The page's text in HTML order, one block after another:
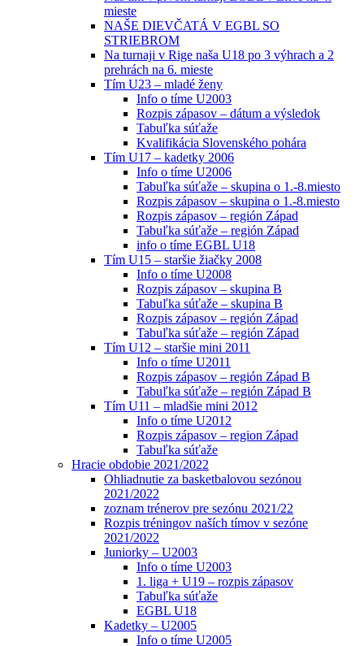
mieste
NAŠE DIEVČATÁ V EGBL SO
STRIEBROM
Na turnaji v Rige naša U18 po 3 výhrach a 2
prehrách na 6. mieste
Tím U23 – mladé ženy
Info o tíme U2003
Rozpis zápasov – dátum a výsledok
Tabuľka súťaže
Kvalifikácia Slovenského pohára
Tím U17 – kadetky 2006
Info o tíme U2006
Tabuľka súťaže – skupina o 1.-8.miesto
Rozpis zápasov – skupina o 1.-8.miesto
Rozpis zápasov – región Západ
Tabuľka súťaže – región Západ
info o tíme EGBL U18
Tím U15 – staršie žiačky 2008
Info o tíme U2008
Rozpis zápasov – skupina B
Tabuľka súťaže – skupina B
Rozpis zápasov – región Západ
Tabuľka súťaže – región Západ
Tím U12 – staršie mini 2011
Info o tíme U2011
Rozpis zápasov – región Západ B
Tabuľka súťaže – región Západ B
Tím U11 – mladšie mini 2012
Info o tíme U2012
Rozpis zápasov – region Západ
Tabuľka súťaže
Hracie obdobie 2021/2022
Ohliadnutie za basketbalovou sezónou
2021/2022
zoznam trénerov pre sezónu 2021/22
Rozpis tréningov naších tímov v sezóne
2021/2022
Juniorky – U2003
Info o tíme U2003
1. liga + U19 – rozpis zápasov
Tabuľka súťaže
EGBL U18
Kadetky – U2005
Info o tíme U2005